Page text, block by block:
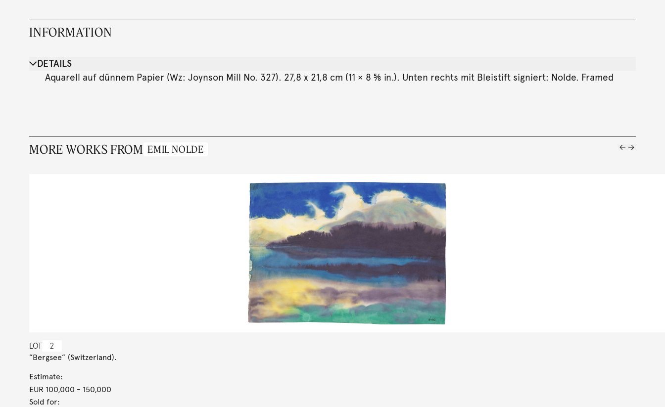
INFORMATION
DETAILS
Aquarell auf dünnem Papier (Wz: Joynson Mill No. 327). 27,8 x 21,8 cm (11 × 8 ⅝ in.). Unten rechts mit Bleistift signiert: Nolde. Framed
MORE WORKS FROM EMIL NOLDE
LOT 2
”Bergsee” (Switzerland).
Estimate:
EUR 100,000 - 150,000
Sold for: